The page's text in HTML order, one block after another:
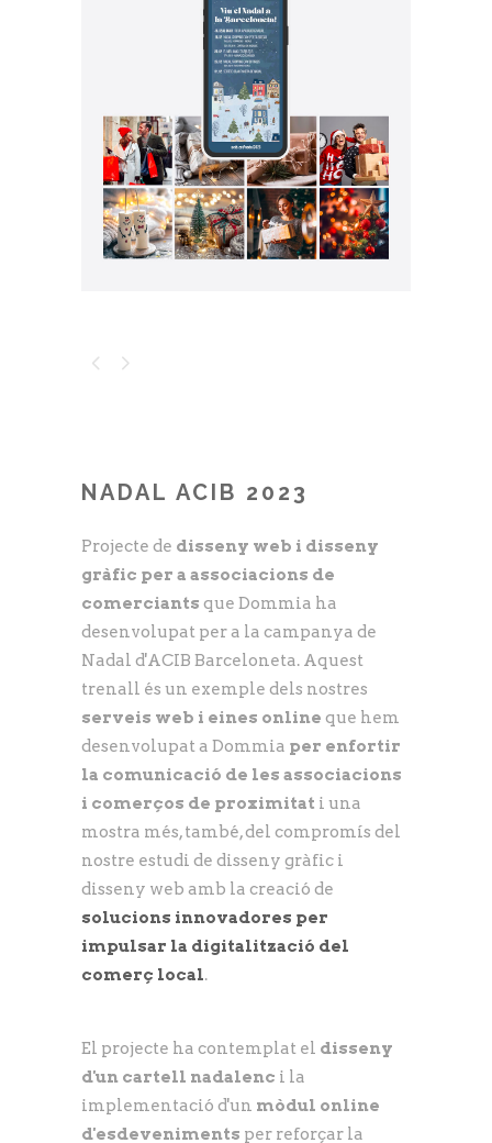
NADAL ACIB 2023
Projecte de disseny web i disseny
gràfic per a associacions de
comerciants que Dommia ha
desenvolupat per a la campanya de
Nadal d'ACIB Barceloneta. Aquest
trenall és un exemple dels nostres
serveis web i eines online que hem
desenvolupat a Dommia per enfortir
la comunicació de les associacions
i comerços de proximitat i una
mostra més, també, del compromís del
nostre estudi de disseny gràfic i
disseny web amb la creació de
solucions innovadores per
impulsar la digitalització del
comerç local.
El projecte ha contemplat el disseny
d'un cartell nadalenc i la
implementació d'un mòdul online
d'esdeveniments per reforçar la